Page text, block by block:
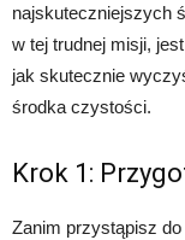
najskuteczniejszych
w tej trudnej misji,
jak skutecznie
środka czystości.
Krok 1:
Zanim przystąpisz